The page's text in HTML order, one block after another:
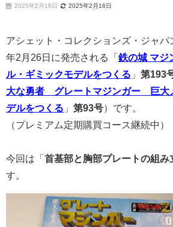
2025年2月16日 2025年2月16日
アシェット・コレクションズ・ジャ
年2月26日に発売される「 鉄の城 マ
ル・ギミックモデルをつくる 」 第193
大な勇者 グレートマジンガー 巨大
デルをつくる 」 第93号）です。
（プレミアム定期購買コース継続中）
今回は「 首基部と胸部プレートの組み
す。